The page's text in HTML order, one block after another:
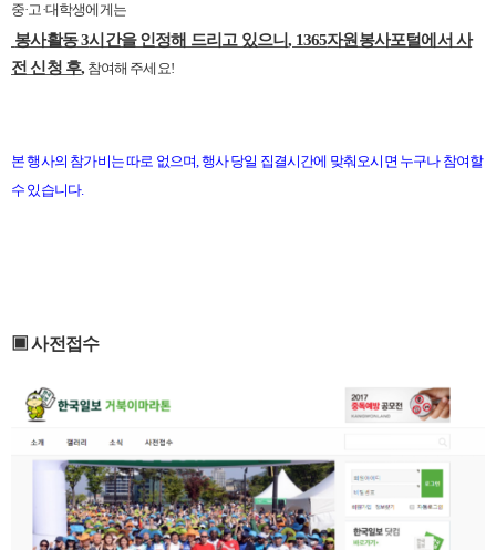
중·고·대학생에게는
봉사활동3시간을 인정해 드리고 있으니, 1365자원봉사포털에서 사
전 신청 후, 참여해 주세요!
본 행사의 참가비는 따로 없으며,행사 당일 집결시간에 맞춰오시면 누구나 참여할
수 있습니다.
▣ 사전접수